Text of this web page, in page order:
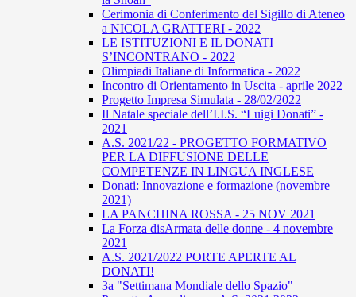
Cerimonia di Conferimento del Sigillo di Ateneo
a NICOLA GRATTERI - 2022
LE ISTITUZIONI E IL DONATI
S’INCONTRANO - 2022
Olimpiadi Italiane di Informatica - 2022
Incontro di Orientamento in Uscita - aprile 2022
Progetto Impresa Simulata - 28/02/2022
Il Natale speciale dell’I.I.S. “Luigi Donati” -
2021
A.S. 2021/22 - PROGETTO FORMATIVO
PER LA DIFFUSIONE DELLE
COMPETENZE IN LINGUA INGLESE
Donati: Innovazione e formazione (novembre
2021)
LA PANCHINA ROSSA - 25 NOV 2021
La Forza disArmata delle donne - 4 novembre
2021
A.S. 2021/2022 PORTE APERTE AL
DONATI!
3a "Settimana Mondiale dello Spazio"